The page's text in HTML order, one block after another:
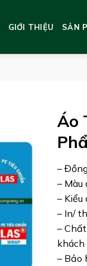
GIỚI THIỆU SẢN
Áo
–
– Màu
– Kiểu
– In/
–
– Bảo